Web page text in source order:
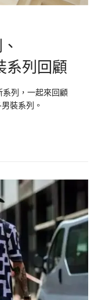
系列回顧
系列，一起來回顧
裝系列。